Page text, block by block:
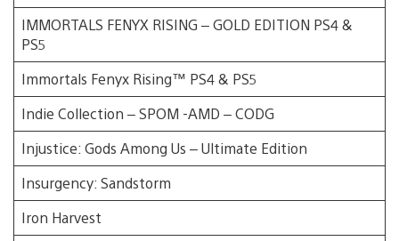
IMMORTALS FENYX RISING – GOLD EDITION PS4 &
PS5
Immortals Fenyx Rising™ PS4 & PS5
Indie Collection – SPOM -AMD – CODG
Injustice: Gods Among Us – Ultimate Edition
Insurgency: Sandstorm
Iron Harvest